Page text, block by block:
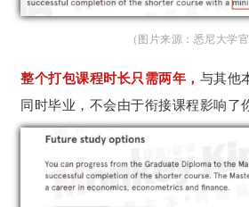
（图片来源：悉尼大学官
整个打包课程时长只需两年， 与其他
同时毕业，不会由于衔接课程影响了